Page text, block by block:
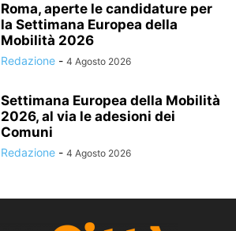
Roma, aperte le candidature per
la Settimana Europea della
Mobilità 2026
Redazione - 4 Agosto 2026
Settimana Europea della Mobilità
2026, al via le adesioni dei
Comuni
Redazione - 4 Agosto 2026